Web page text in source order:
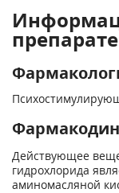
Действующее
гидрохлорида
аминомасляной